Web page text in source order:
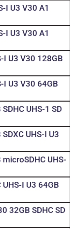
I U3 V30 A1
I U3 V30 A1
I U3 V30 128GB
I U3 V30 64GB
UHS-1 SD
UHS-I U3
UHS-
I U3 64GB
32GB SDHC SD